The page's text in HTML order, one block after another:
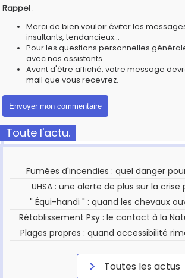
Rappel :
Merci de bien vouloir éviter les
insultants, tendancieux...
Pour les questions personnelles
avec nos assistants
Avant d'être affiché, votre message
mail que vous recevrez.
Toute l'actu.
Fumées d'incendies : quel danger
UHSA : une alerte de plus sur la
" Équi-handi " : quand les chevaux
Rétablissement Psy : le contact à la
Plages propres : quand accessibilité
Toutes les actus